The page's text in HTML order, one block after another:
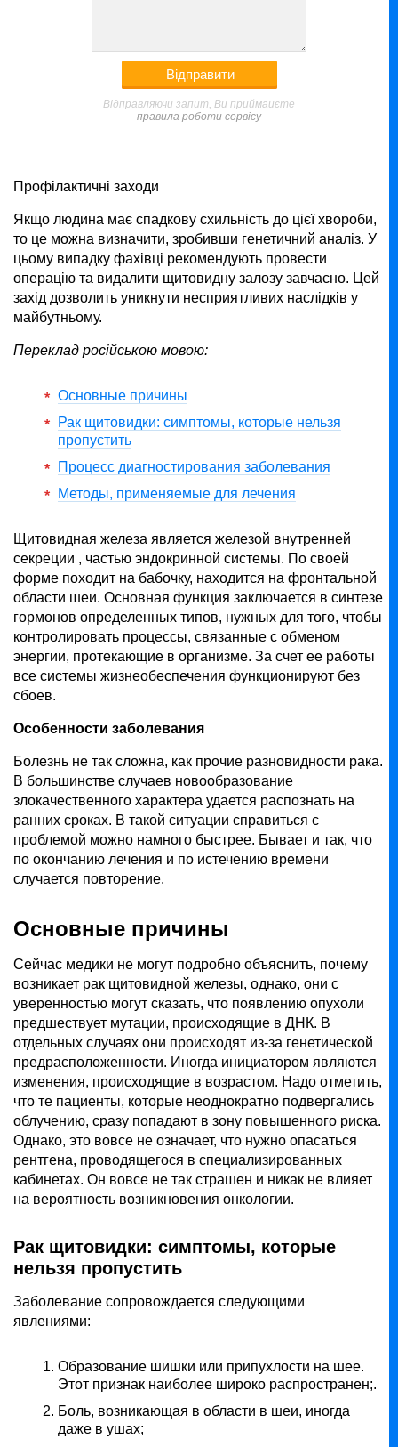
Відправляючи запит, Ви приймаиєте
правила роботи сервісу
Профілактичні заходи
Якщо людина має спадкову схильність до цієї хвороби,
то це можна визначити, зробивши генетичний аналіз. У
цьому випадку фахівці рекомендують провести
операцію та видалити щитовидну залозу завчасно. Цей
захід дозволить уникнути несприятливих наслідків у
майбутньому.
Переклад російською мовою:
Основные причины
Рак щитовидки: симптомы, которые нельзя
пропустить
Процесс диагностирования заболевания
Методы, применяемые для лечения
Щитовидная железа является железой внутренней
секреции , частью эндокринной системы. По своей
форме походит на бабочку, находится на фронтальной
области шеи. Основная функция заключается в синтезе
гормонов определенных типов, нужных для того, чтобы
контролировать процессы, связанные с обменом
энергии, протекающие в организме. За счет ее работы
все системы жизнеобеспечения функционируют без
сбоев.
Особенности заболевания
Болезнь не так сложна, как прочие разновидности рака.
В большинстве случаев новообразование
злокачественного характера удается распознать на
ранних сроках. В такой ситуации справиться с
проблемой можно намного быстрее. Бывает и так, что
по окончанию лечения и по истечению времени
случается повторение.
Основные причины
Сейчас медики не могут подробно объяснить, почему
возникает рак щитовидной железы, однако, они с
уверенностью могут сказать, что появлению опухоли
предшествует мутации, происходящие в ДНК. В
отдельных случаях они происходят из-за генетической
предрасположенности. Иногда инициатором являются
изменения, происходящие в возрастом. Надо отметить,
что те пациенты, которые неоднократно подвергались
облучению, сразу попадают в зону повышенного риска.
Однако, это вовсе не означает, что нужно опасаться
рентгена, проводящегося в специализированных
кабинетах. Он вовсе не так страшен и никак не влияет
на вероятность возникновения онкологии.
Рак щитовидки: симптомы, которые
нельзя пропустить
Заболевание сопровождается следующими
явлениями:
Образование шишки или припухлости на шее.
Этот признак наиболее широко распространен;.
Боль, возникающая в области в шеи, иногда
даже в ушах;